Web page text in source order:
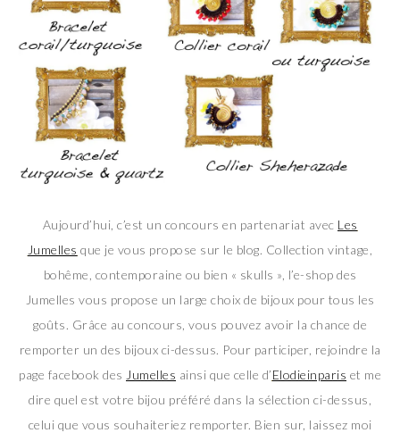
Aujourd’hui, c’est un concours en partenariat avec Les
Jumelles que je vous propose sur le blog. Collection vintage,
bohême, contemporaine ou bien « skulls », l’e-shop des
Jumelles vous propose un large choix de bijoux pour tous les
goûts. Grâce au concours, vous pouvez avoir la chance de
remporter un des bijoux ci-dessus. Pour participer, rejoindre la
page facebook des Jumelles ainsi que celle d’Elodieinparis et me
dire quel est votre bijou préféré dans la sélection ci-dessus,
celui que vous souhaiteriez remporter. Bien sur, laissez moi